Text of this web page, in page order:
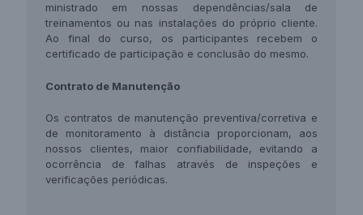
ministrado em nossas dependências/sala de
treinamentos ou nas instalações do próprio cliente.
Ao final do curso, os participantes recebem o
certificado de participação e conclusão do mesmo.
Contrato de Manutenção
Os contratos de manutenção preventiva/corretiva e
de monitoramento à distância proporcionam, aos
nossos clientes, maior confiabilidade, evitando a
ocorrência de falhas através de inspeções e
verificações periódicas.